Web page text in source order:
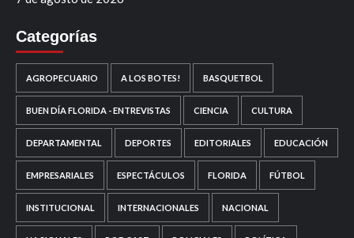
Categorías
AGROPECUARIO A LOS BOTES! BASQUETBOL
BUEN DÍA FLORIDA - ENTREVISTAS CIENCIA CULTURA
DEPARTAMENTAL DEPORTES EDITORIALES EDUCACIÓN
EMPRESARIALES ESPECTÁCULOS FLORIDA FÚTBOL
INSTITUCIONAL INTERNACIONALES NACIONAL